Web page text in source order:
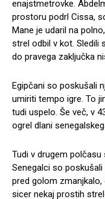
enajstmetrovke.
prostoru podrl Cissa,
Mane je udaril na
strel odbil v kot. Sledili
do pravega zaključka
Egipčani so poskušali
umiriti tempo igre. To
tudi uspelo. Še več, v
ogrel dlani
Tudi v drugem
Senegalci so
pred golom
sicer nekaj prostih